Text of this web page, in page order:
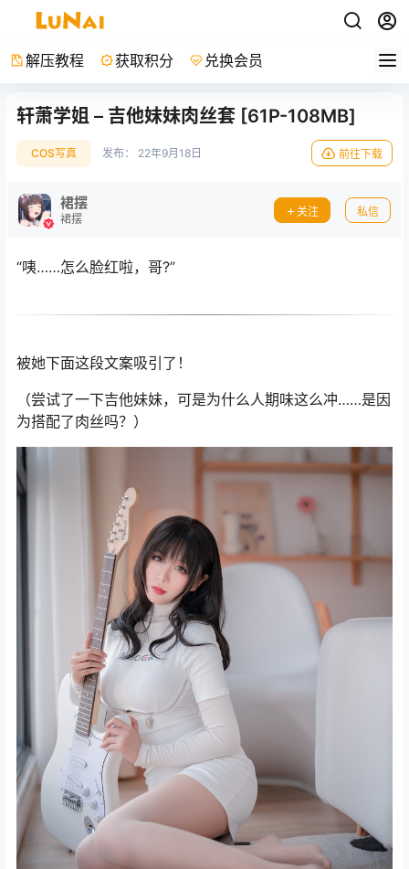
解压教程 获取积分 兑换会员
轩萧学姐 – 吉他妹妹肉丝套 [61P-108MB]
COS写真 发布： 22年9月18日 前往下载
裙摆
裙摆
关注 私信
“咦……怎么脸红啦，哥?”
被她下面这段文案吸引了！
（尝试了一下吉他妹妹，可是为什么人期味这么冲……是因
为搭配了肉丝吗？）